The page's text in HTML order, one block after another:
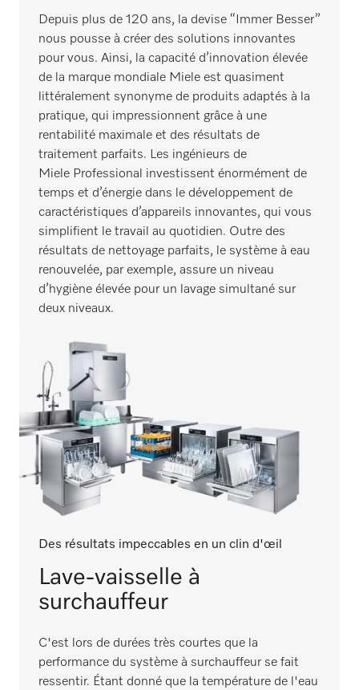
Depuis plus de 120 ans, la devise “Immer Besser”
nous pousse à créer des solutions innovantes
pour vous. Ainsi, la capacité d’innovation élevée
de la marque mondiale Miele est quasiment
littéralement synonyme de produits adaptés à la
pratique, qui impressionnent grâce à une
rentabilité maximale et des résultats de
traitement parfaits. Les ingénieurs de
Miele Professional investissent énormément de
temps et d’énergie dans le développement de
caractéristiques d’appareils innovantes, qui vous
simplifient le travail au quotidien. Outre des
résultats de nettoyage parfaits, le système à eau
renouvelée, par exemple, assure un niveau
d’hygiène élevée pour un lavage simultané sur
deux niveaux.
Des résultats impeccables en un clin d'œil
Lave-vaisselle à
surchauffeur
C'est lors de durées très courtes que la
performance du système à surchauffeur se fait
ressentir. Étant donné que la température de l'eau